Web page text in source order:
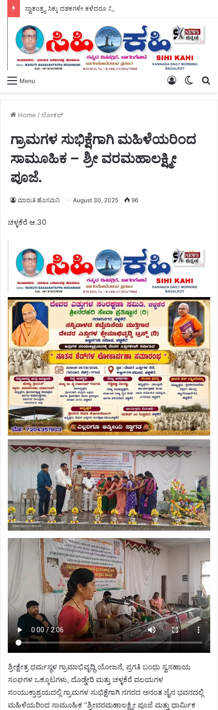
Menu
Switch
Log
Home /ಲೋಕಲ್
ಗ್ರಾಮಗಳ ಸುಭಿಕ್ಷೆಗಾಗಿ ಮಹಿಳೆಯರಿಂದ
ಸಾಮೂಹಿಕ – ಶ್ರೀ ವರಮಹಾಲಕ್ಷ್ಮೀ
ಪೂಜೆ.
ಮಾರುತಿ ಹೊಸಮನಿ August 30, 2025 96
ಚಳ್ಳಕೆರೆ ಆ.30
ಶ್ರೀಕ್ಷೇತ್ರ ಧರ್ಮಸ್ಥಳ ಗ್ರಾಮಾಭಿವೃದ್ಧಿ ಯೋಜನೆ, ಪ್ರಗತಿ ಬಂಧು ಸ್ವಸಹಾಯ
ಸಂಘಗಳ ಒಕ್ಕೂಟಗಳು, ದೊಡ್ಡೇರಿ ಮತ್ತು ಚಳ್ಳಕೆರೆ ವಲಯಗಳ
ಸಂಯುಕ್ತಾಶ್ರಯದಲ್ಲಿ ಗ್ರಾಮಗಳ ಸುಭಿಕ್ಷೆಗಾಗಿ ನಗರದ ಅನಂತ ಜೈನ ಭವನದಲ್ಲಿ
ಮಹಿಳೆಯರಿಂದ ಸಾಮೂಹಿಕ “ಶ್ರೀವರಮಹಾಲಕ್ಷ್ಮೀ ಪೂಜೆ ಮತ್ತು ಧಾರ್ಮಿಕ